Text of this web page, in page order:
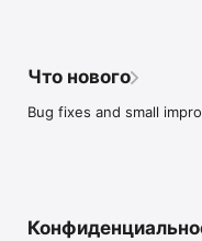
Что нового
Bug fixes and small